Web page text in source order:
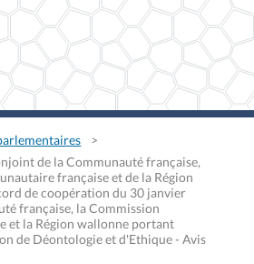
de la Communauté française,
française et de la Région
de coopération du 30 janvier
française, la Commission
et la Région wallonne portant
de Déontologie et d'Ethique - Avis